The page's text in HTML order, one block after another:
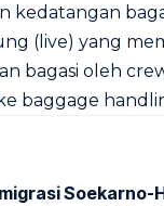
kedatangan
(live) yang
bagasi oleh
baggage
Soekarno-